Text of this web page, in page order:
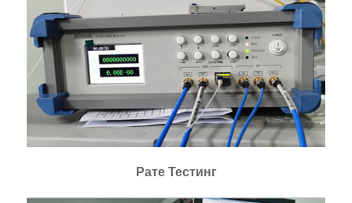
Рате Тестинг